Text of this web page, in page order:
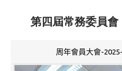
第四屆常務委員
周年會員大會-